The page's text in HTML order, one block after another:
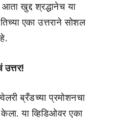
खुद्द श्रद्धानेच या
एका उत्तराने सोशल
उत्तर!
ब्रँडच्या प्रमोशनचा
या व्हिडिओवर एका